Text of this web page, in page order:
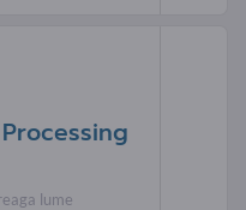
lume